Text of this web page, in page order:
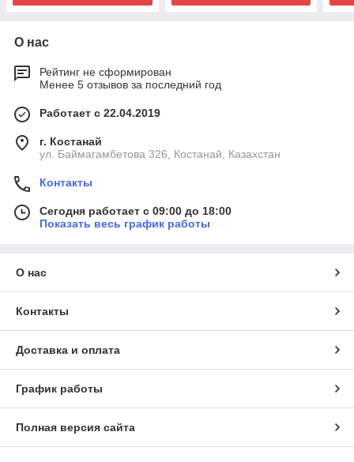
О нас
Рейтинг не сформирован
Менее 5 отзывов за последний год
Работает с 22.04.2019
г. Костанай
ул. Баймагамбетова 326, Костанай, Казахстан
Контакты
Сегодня работает с 09:00 до 18:00
Показать весь график работы
О нас
Контакты
Доставка и оплата
График работы
Полная версия сайта